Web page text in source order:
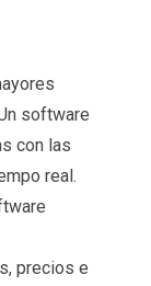
software
con las
real.
precios e